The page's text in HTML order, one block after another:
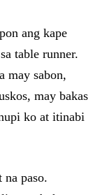
ang kape
table runner.
may sabon,
may bakas
ko at itinabi
paso.